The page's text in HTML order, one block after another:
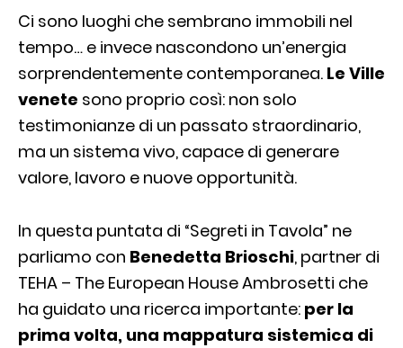
Ci sono luoghi che sembrano immobili nel
tempo… e invece nascondono un’energia
sorprendentemente contemporanea. Le Ville
venete sono proprio così: non solo
testimonianze di un passato straordinario,
ma un sistema vivo, capace di generare
valore, lavoro e nuove opportunità.
In questa puntata di “Segreti in Tavola” ne
parliamo con Benedetta Brioschi, partner di
TEHA – The European House Ambrosetti che
ha guidato una ricerca importante: per la
prima volta, una mappatura sistemica di